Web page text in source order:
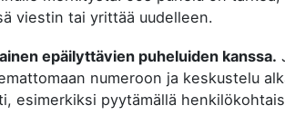
viestin tai yrittää uudelleen.
epäilyttävien puheluiden kanssa.
numeroon ja keskustelu
esimerkiksi pyytämällä